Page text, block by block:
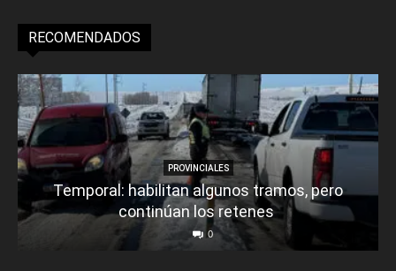
RECOMENDADOS
PROVINCIALES
Temporal: habilitan algunos tramos, pero
continúan los retenes
0